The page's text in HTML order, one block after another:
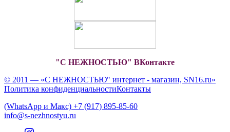
"С НЕЖНОСТЬЮ" ВКонтакте
© 2011 — «С НЕЖНОСТЬЮ" интернет - магазин, SN16.ru»
Политика конфиденциальностиКонтакты
(WhatsApp и Макс) +7 (917) 895-85-60
info@s-nezhnostyu.ru